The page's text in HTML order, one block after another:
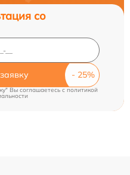
со
Вы соглашаетесь cполитикой